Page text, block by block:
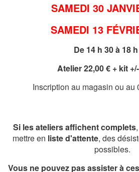
SAMEDI 30
SAMEDI 13
De 14 h 30 à 18
Atelier 22,00 € + kit
Inscription au magasin ou au
Si les ateliers affichent complets
mettre en liste d'attente, des
possibles.
Vous ne pouvez pas assister à